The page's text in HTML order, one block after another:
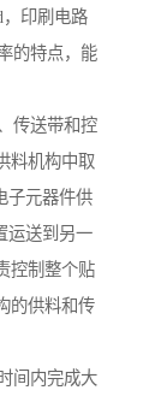
，印刷电路
的特点，能
传送带和控
料机构中取
子元器件供
运送到另一
控制整个贴
的供料和传
间内完成大